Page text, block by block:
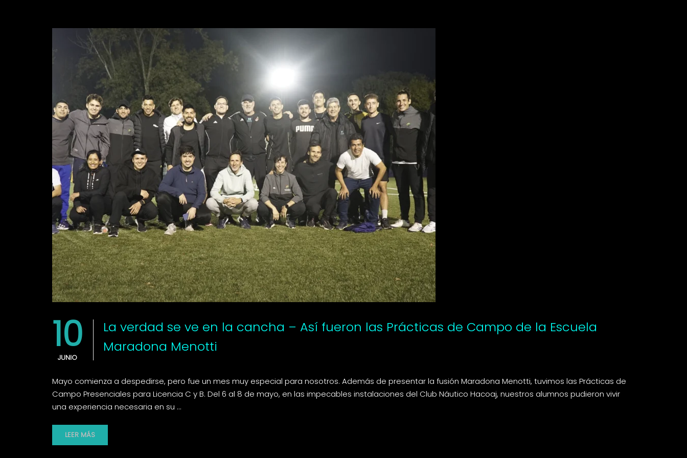
10
JUNIO
La verdad se ve en la cancha – Así fueron las Prácticas de Campo de la Escuela
Maradona Menotti
Mayo comienza a despedirse, pero fue un mes muy especial para nosotros. Además de presentar la fusión Maradona Menotti, tuvimos las Prácticas de
Campo Presenciales para Licencia C y B. Del 6 al 8 de mayo, en las impecables instalaciones del Club Náutico Hacoaj, nuestros alumnos pudieron vivir
una experiencia necesaria en su …
LEER MÁS